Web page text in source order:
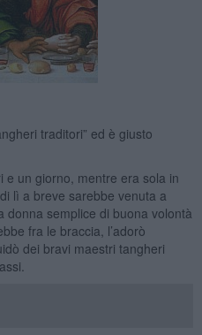
traditori” ed è giusto
e un giorno, mentre era sola in
lì a breve sarebbe venuta a
donna semplice di buona volontà
fra le braccia, l’adorò
dei bravi maestri tangheri